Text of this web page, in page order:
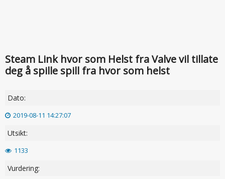
Steam Link hvor som Helst fra Valve vil tillate
deg å spille spill fra hvor som helst
Dato:
2019-08-11 14:27:07
Utsikt:
1133
Vurdering: